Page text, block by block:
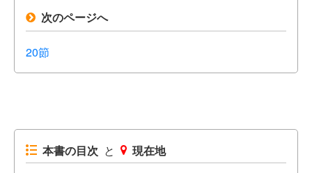
次のページへ
20節
本書の目次 と 現在地